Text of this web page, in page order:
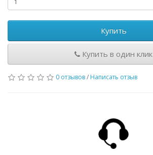
Купить
Купить в один клик
0 отзывов/ Написать отзыв